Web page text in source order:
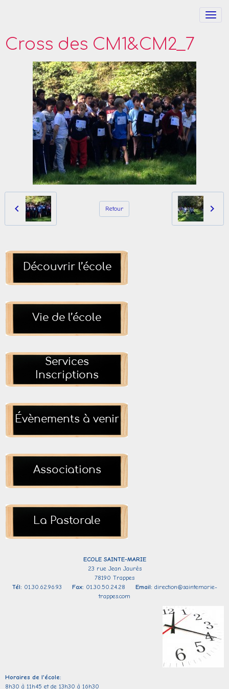
Cross des CM1&CM2_7
Retour
ECOLE SAINTE-MARIE
23 rue Jean Jaurès
78190 Trappes
Tél: 01.30.62.96.93 Fax: 01.30.50.24.28 Email: direction@saintemarie-
trappes.com
Horaires de l'école:
8h30 à 11h45 et de 13h30 à 16h30